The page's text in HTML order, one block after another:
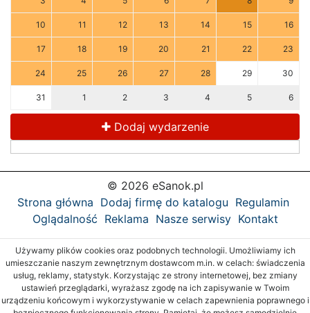
10 11 12 13 14 15 16
17 18 19 20 21 22 23
24 25 26 27 28 29 30
31 1 2 3 4 5 6
Dodaj wydarzenie
© 2026 eSanok.pl
Strona główna Dodaj firmę do katalogu Regulamin
Oglądalność Reklama Nasze serwisy Kontakt
Używamy plików cookies oraz podobnych technologii. Umożliwiamy ich
umieszczanie naszym zewnętrznym dostawcom m.in. w celach: świadczenia
usług, reklamy, statystyk. Korzystając ze strony internetowej, bez zmiany
ustawień przeglądarki, wyrażasz zgodę na ich zapisywanie w Twoim
urządzeniu końcowym i wykorzystywanie w celach zapewnienia poprawnego i